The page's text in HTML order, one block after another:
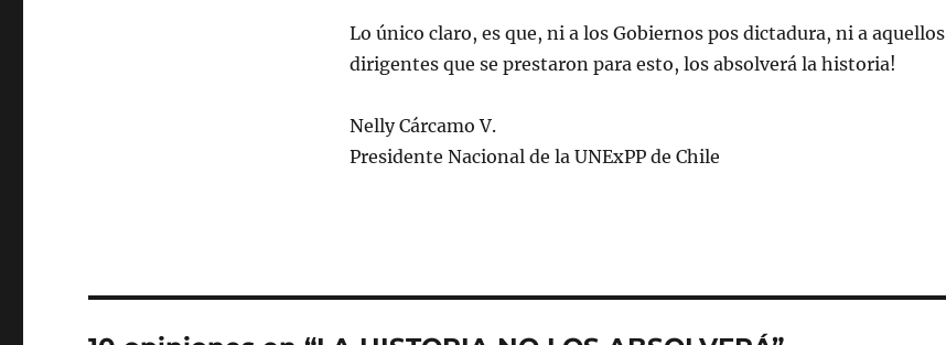
Lo único claro, es que, ni a los Gobiernos pos dictadura, ni a aquellos
dirigentes que se prestaron para esto, los absolverá la historia!
Nelly Cárcamo V.
Presidente Nacional de la UNExPP de Chile